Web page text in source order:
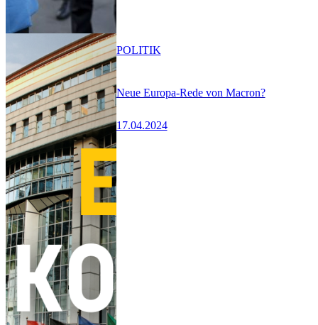
Neue Europa-Rede von Macron?
17.04.2024
POLITIK